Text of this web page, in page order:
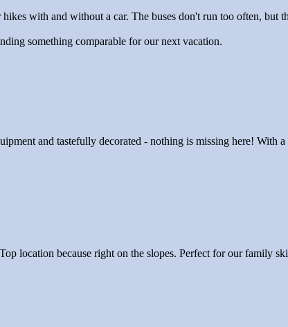
with and without a car. The buses don't run too often, but
something comparable for our next vacation.
and tastefully decorated - nothing is missing here! With
location because right on the slopes. Perfect for our family